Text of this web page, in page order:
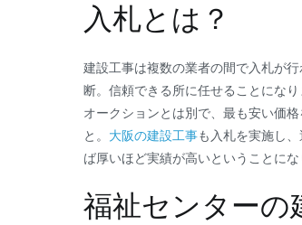
入札とは？
建設工事は複数の業者の間で入札が
断。信頼できる所に任せることになり
オークションとは別で、最も安い価
と。 大阪の建設工事も入札を実施し
ば厚いほど実績が高いということにな
福祉センターの